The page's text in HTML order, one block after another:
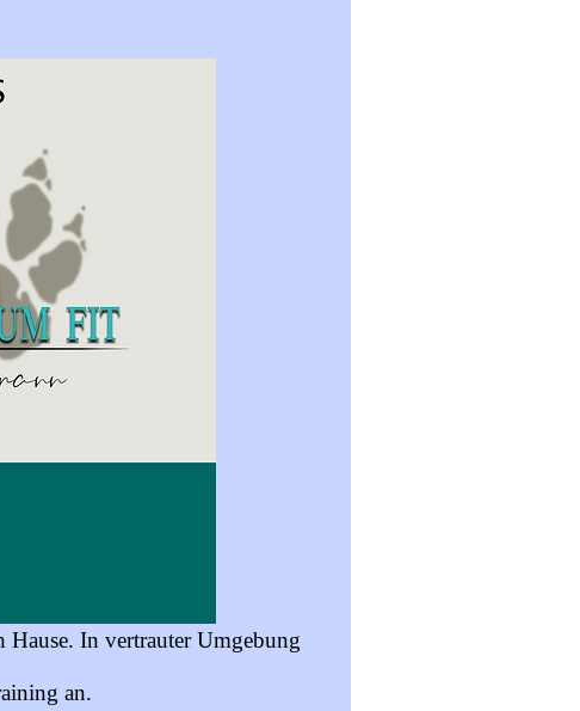
In vertrauter Umgebung
an.